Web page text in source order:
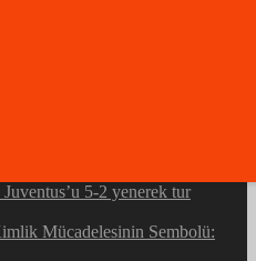
İftarıyla Taçlandı: ‘Birlikte
5-2 yenerek tur
Mücadelesinin Sembolü: